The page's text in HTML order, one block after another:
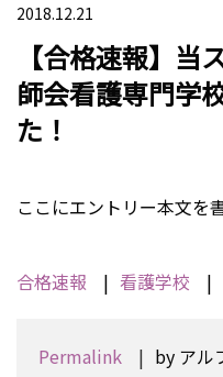
2018.12.21
【合格速報】当
師会看護専門学
た！
ここにエントリー本文を
合格速報 看護学校
Permalink by アル